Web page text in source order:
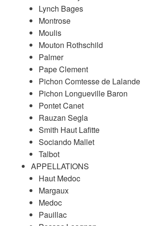
Lynch Bages
Montrose
Moulis
Mouton Rothschild
Palmer
Pape Clement
Pichon Comtesse de Lalande
Pichon Longueville Baron
Pontet Canet
Rauzan Segla
Smith Haut Lafitte
Sociando Mallet
Talbot
APPELLATIONS
Haut Medoc
Margaux
Medoc
Pauillac